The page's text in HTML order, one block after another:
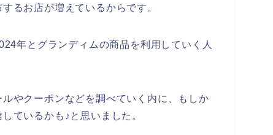
るお店が増えているからです。
年とグランディムの商品を利用していく人
やクーポンなどを調べていく内に、もしか
ているかも♪と思いました。